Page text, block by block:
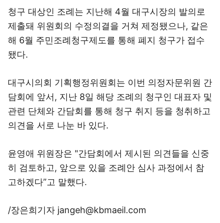
청구 대상인 조례는 지난해 4월 대구시장의 발의로
제출돼 위원회의 수정의결을 거쳐 제정됐으나, 같은
해 6월 주민조례청구제도를 통해 폐지 청구가 접수
됐다.
대구시의회 기획행정위원회는 이번 의정자문위원 간
담회에 앞서, 지난 8일 해당 조례의 청구인 대표자 및
관련 단체와 간담회를 통해 청구 취지 등을 청취하고
의견을 서로 나눈 바 있다.
윤영애 위원장은 "간담회에서 제시된 의견들을 신중
히 검토하고, 앞으로 있을 조례안 심사 과정에서 참
고하겠다”고 말했다.
/장은희기자 jangeh@kbmaeil.com